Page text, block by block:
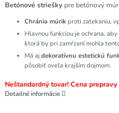
Betónové striešky pre betónový múr
Chránia múrik proti zatekaniu,
Hlavnou funkciou je ochrana,
ktorá by pri zamŕzaní mohla
Má ajdekoratívnu estetickú
pôsobiť oveľa krajším dojmom.
Neštandardný tovar! Cena
Detailné informácie